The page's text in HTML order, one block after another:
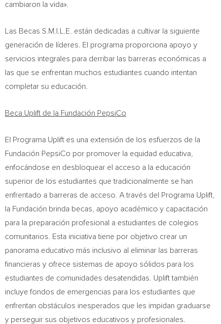
cambiaron la vida».
Las Becas S.M.I.L.E. están dedicadas a cultivar la siguiente
generación de líderes. El programa proporciona apoyo y
servicios integrales para derribar las barreras económicas a
las que se enfrentan muchos estudiantes cuando intentan
completar su educación.
Beca Uplift de la Fundación PepsiCo
El Programa Uplift es una extensión de los esfuerzos de la
Fundación PepsiCo por promover la equidad educativa,
enfocándose en desbloquear el acceso a la educación
superior de los estudiantes que tradicionalmente se han
enfrentado a barreras de acceso. A través del Programa Uplift,
la Fundación brinda becas, apoyo académico y capacitación
para la preparación profesional a estudiantes de colegios
comunitarios. Esta iniciativa tiene por objetivo crear un
panorama educativo más inclusivo al eliminar las barreras
financieras y ofrece sistemas de apoyo sólidos para los
estudiantes de comunidades desatendidas. Uplift también
incluye fondos de emergencias para los estudiantes que
enfrentan obstáculos inesperados que les impidan graduarse
y perseguir sus objetivos educativos y profesionales.